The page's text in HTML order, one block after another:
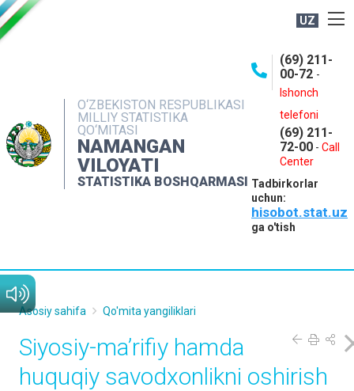
UZ
O‘ZBEKISTON RESPUBLIKASI
MILLIY STATISTIKA
QO‘MITASI
NAMANGAN
VILOYATI
STATISTIKA BOSHQARMASI
(69) 211-
00-72 -
Ishonch
telefoni
(69) 211-
72-00 - Call
Center
Tadbirkorlar
uchun:
hisobot.stat.uz
ga o'tish
NASHRLAR
INTERAKTIV XIZMATLAR
MATBUOT XIZMATI
MUROJAATLAR
Asosiy sahifa Qo'mita yangiliklari
Siyosiy-ma’rifiy hamda
huquqiy savodxonlikni oshirish